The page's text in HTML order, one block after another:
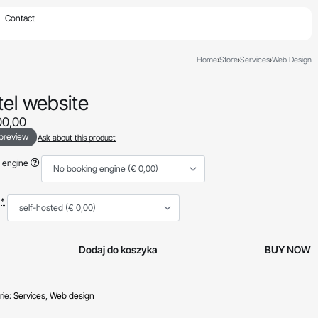
Contact
Home›Store›Services›Web Design
website
Ask about this product
engine
*
Dodaj do koszyka BUY NOW
Services, Web design